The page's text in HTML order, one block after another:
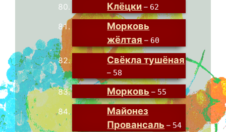
Клёцки – 62
Морковь
жёлтая – 60
Свёкла тушёная
– 58
Морковь – 55
Майонез
Провансаль – 54